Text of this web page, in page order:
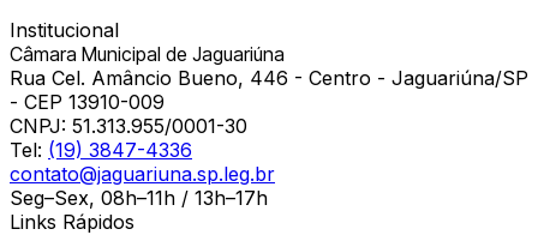
Institucional
Câmara Municipal de Jaguariúna
Rua Cel. Amâncio Bueno, 446 - Centro - Jaguariúna/SP
- CEP 13910-009
CNPJ: 51.313.955/0001-30
Tel: (19) 3847-4336
contato@jaguariuna.sp.leg.br
Seg–Sex, 08h–11h / 13h–17h
Links Rápidos